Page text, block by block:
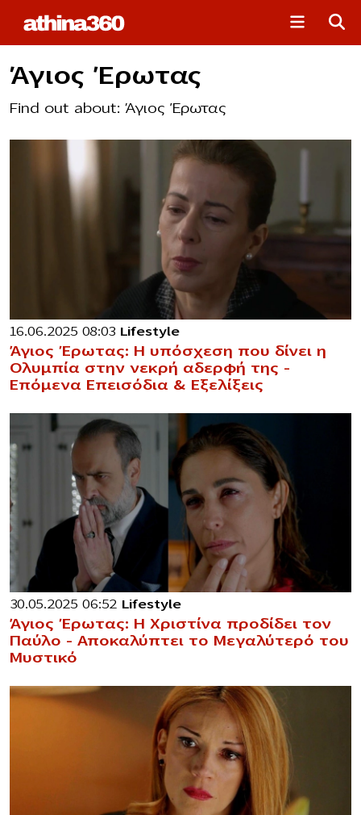
Άγιος Έρωτας
Find out about: Άγιος Έρωτας
16.06.2025 08:03 Lifestyle
Άγιος Έρωτας: Η υπόσχεση που δίνει η
Ολυμπία στην νεκρή αδερφή της –
Επόμενα Επεισόδια & Εξελίξεις
30.05.2025 06:52 Lifestyle
Άγιος Έρωτας: Η Χριστίνα προδίδει τον
Παύλο – Αποκαλύπτει το Μεγαλύτερό του
Μυστικό